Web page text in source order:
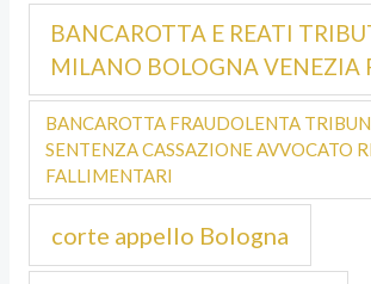
BANCAROTTA E REATI
MILANO BOLOGNA VENEZIA
BANCAROTTA FRAUDOLENTA
SENTENZA CASSAZIONE AVVOCATO
FALLIMENTARI
corte appello Bologna